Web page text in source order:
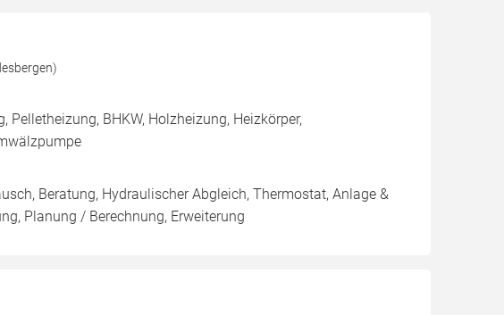
BHKW, Holzheizung, Heizkörper,
Beratung, Hydraulischer Abgleich, Thermostat, Anlage &
Planung / Berechnung, Erweiterung